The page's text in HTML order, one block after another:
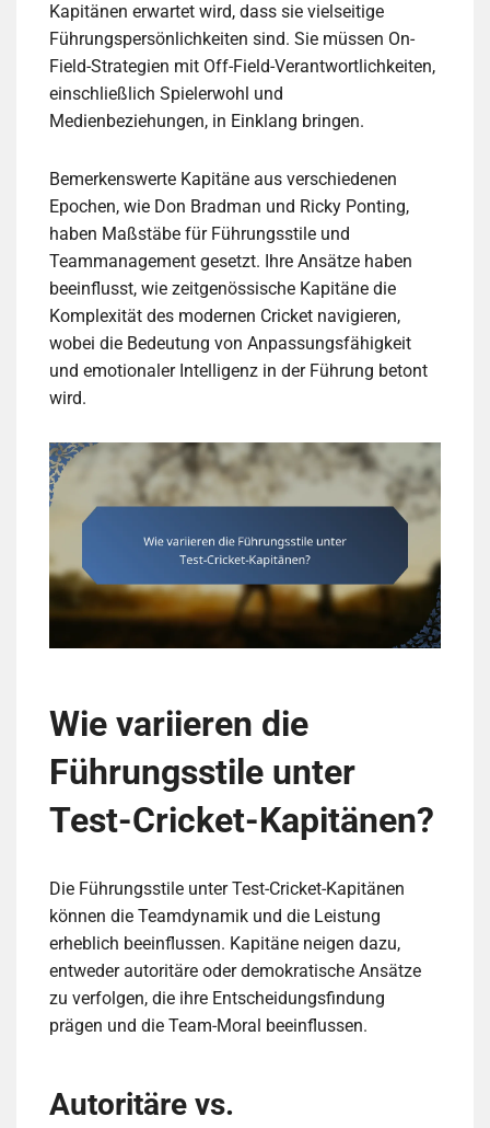
Kapitänen erwartet wird, dass sie vielseitige
Führungspersönlichkeiten sind. Sie müssen On-
Field-Strategien mit Off-Field-Verantwortlichkeiten,
einschließlich Spielerwohl und
Medienbeziehungen, in Einklang bringen.
Bemerkenswerte Kapitäne aus verschiedenen
Epochen, wie Don Bradman und Ricky Ponting,
haben Maßstäbe für Führungsstile und
Teammanagement gesetzt. Ihre Ansätze haben
beeinflusst, wie zeitgenössische Kapitäne die
Komplexität des modernen Cricket navigieren,
wobei die Bedeutung von Anpassungsfähigkeit
und emotionaler Intelligenz in der Führung betont
wird.
Wie variieren die
Führungsstile unter
Test-Cricket-Kapitänen?
Die Führungsstile unter Test-Cricket-Kapitänen
können die Teamdynamik und die Leistung
erheblich beeinflussen. Kapitäne neigen dazu,
entweder autoritäre oder demokratische Ansätze
zu verfolgen, die ihre Entscheidungsfindung
prägen und die Team-Moral beeinflussen.
Autoritäre vs.